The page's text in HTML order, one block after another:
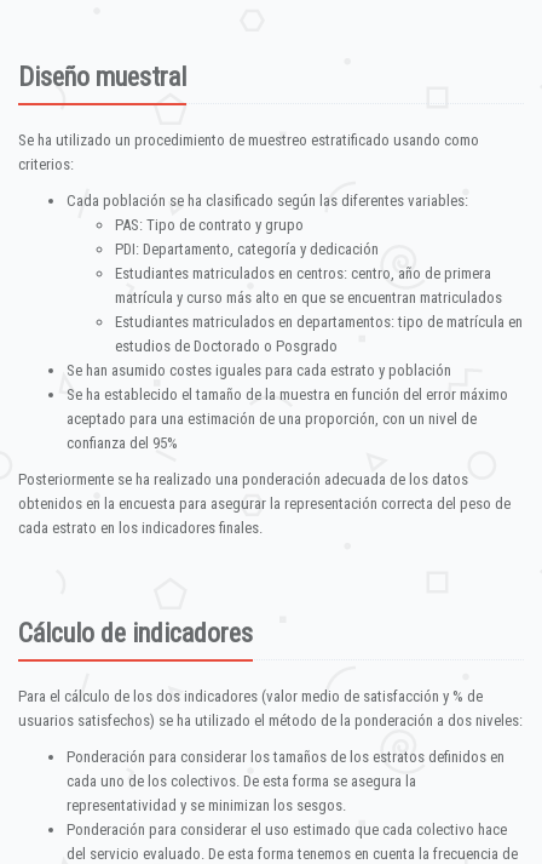
Diseño muestral
Se ha utilizado un procedimiento de muestreo estratificado usando como
criterios:
Cada población se ha clasificado según las diferentes variables:
PAS: Tipo de contrato y grupo
PDI: Departamento, categoría y dedicación
Estudiantes matriculados en centros: centro, año de primera
matrícula y curso más alto en que se encuentran matriculados
Estudiantes matriculados en departamentos: tipo de matrícula en
estudios de Doctorado o Posgrado
Se han asumido costes iguales para cada estrato y población
Se ha establecido el tamaño de la muestra en función del error máximo
aceptado para una estimación de una proporción, con un nivel de
confianza del 95%
Posteriormente se ha realizado una ponderación adecuada de los datos
obtenidos en la encuesta para asegurar la representación correcta del peso de
cada estrato en los indicadores finales.
Cálculo de indicadores
Para el cálculo de los dos indicadores (valor medio de satisfacción y % de
usuarios satisfechos) se ha utilizado el método de la ponderación a dos niveles:
Ponderación para considerar los tamaños de los estratos definidos en
cada uno de los colectivos. De esta forma se asegura la
representatividad y se minimizan los sesgos.
Ponderación para considerar el uso estimado que cada colectivo hace
del servicio evaluado. De esta forma tenemos en cuenta la frecuencia de